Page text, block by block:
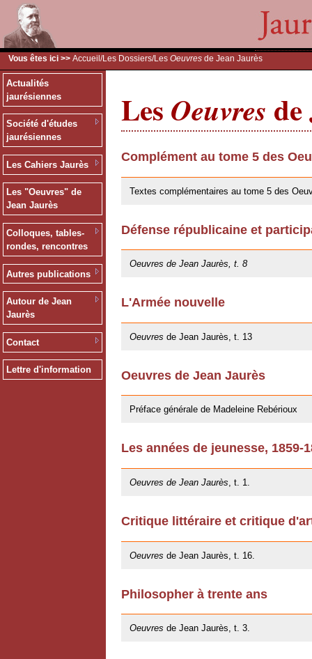
Vous êtes ici >> Accueil /Les Dossiers/Les Oeuvres de Jean Jaurès
Actualités
jaurésiennes
Société d'études
jaurésiennes
Les Cahiers Jaurès
Les "Oeuvres" de
Jean Jaurès
Colloques, tables-
rondes, rencontres
Autres publications
Autour de Jean
Jaurès
Contact
Lettre d'information
Les Oeuvres
Complément au tome 5 des
Textes complémentaires au tome 5 des
Défense républicaine et
Oeuvres de Jean Jaurès, t. 8
L'Armée nouvelle
Oeuvres de Jean Jaurès, t. 13
Oeuvres de Jean Jaurès
Préface générale de Madeleine Rebérioux
Les années de jeunesse, 1859-
Oeuvres de Jean Jaurès , t. 1.
Critique littéraire et critique
Oeuvres de Jean Jaurès, t. 16.
Philosopher à trente ans
Oeuvres de Jean Jaurès, t. 3.